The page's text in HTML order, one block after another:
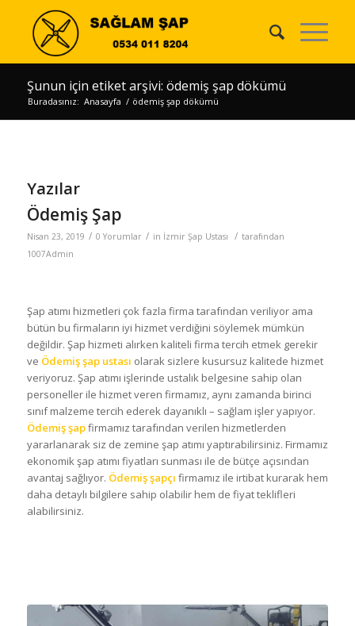
Şunun için etiket arşivi: ödemiş şap dökümü
Buradasınız: Anasayfa / ödemiş şap dökümü
Yazılar
Ödemiş Şap
Nisan 23, 2019 / 0 Yorumlar / in İzmir Şap Ustası / tarafından
1007Admin
Şap atımı hizmetleri çok fazla firma tarafından veriliyor ama
bütün bu firmaların iyi hizmet verdiğini söylemek mümkün
değildir. Şap hizmeti alırken kaliteli firma tercih etmek gerekir
ve Ödemiş şap ustası olarak sizlere kusursuz kalitede hizmet
veriyoruz. Şap atımı işlerinde ustalık belgesine sahip olan
personeller ile hizmet veren firmamız, aynı zamanda birinci
sınıf malzeme tercih ederek dayanıklı – sağlam işler yapıyor.
Ödemiş şapfirmamız tarafından verilen hizmetlerden
yararlanarak siz de zemine şap atımı yaptırabilirsiniz. Firmamız
ekonomik şap atımı fiyatları sunması ile de bütçe açısından
avantaj sağlıyor. Ödemiş şapçı firmamız ile irtibat kurarak hem
daha detaylı bilgilere sahip olabilir hem de fiyat teklifleri
alabilirsiniz.